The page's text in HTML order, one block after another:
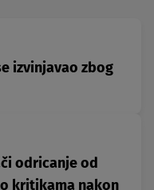
izvinjavao zbog
odricanje od
kritikama nakon